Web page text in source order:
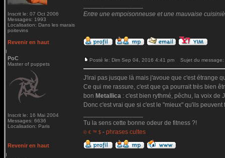
Inscrit le: 07 Oct 2006
Messages: 1993
Localisation: Dans les marais
poitevins
Entre une empoisonneuse et une mauvaise
Revenir en haut
PoC
Master of puppets
Inscrit le: 16 Mai 2004
Messages: 6636
Localisation: Paris
Posté le: Dim Sep 04, 2016 4:41 pm Sujet du message:
J'irai pas jusque là mais j'avoue que c'est étrange
Ce qui me rassure, c'est que ça pourrait très bien
bon Metallica : c'est bien rythmé, pêchu, la voix de
Donc c'est vrai que si c'est le "mieux" qu'ils
Tu la sens cette bonne odeur de fitness ?!
© € ™ $ - phrases cultes
Revenir en haut